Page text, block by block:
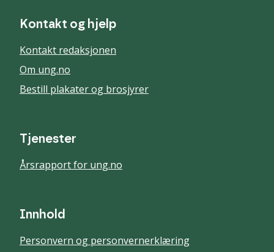
Kontakt og hjelp
Kontakt redaksjonen
Om ung.no
Bestill plakater og brosjyrer
Tjenester
Årsrapport for ung.no
Innhold
Personvern og personvernerklæring